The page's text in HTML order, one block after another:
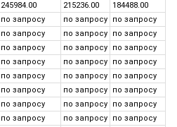
245984.00 215236.00
184488.00
по запросу по запросу
по запросу
по запросу по запросу
по запросу
по запросу по запросу
по запросу
по запросу по запросу
по запросу
по запросу по запросу
по запросу
по запросу по запросу
по запросу
по запросу по запросу
по запросу
по запросу по запросу
по запросу